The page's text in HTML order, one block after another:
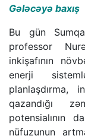
Gələcəyə baxış
Bu gün
professor
inkişafının
enerji
planlaşdırma,
qazandığı
potensialının
nüfuzunun